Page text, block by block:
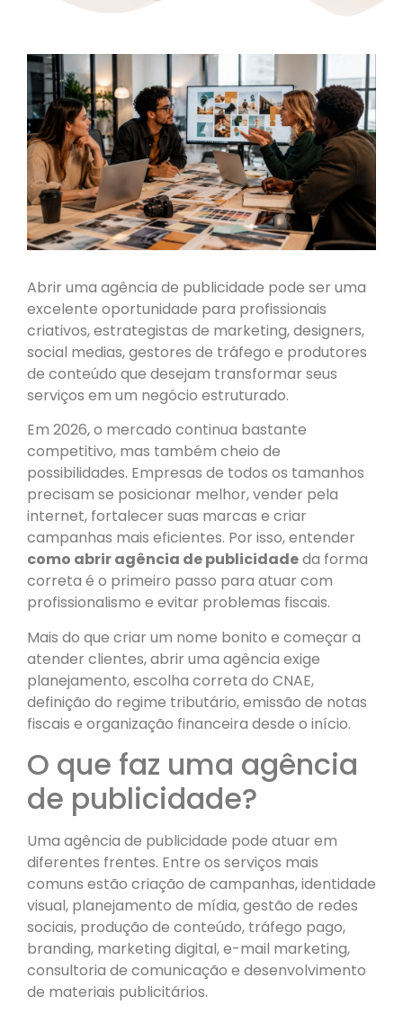
Abrir uma agência de publicidade pode ser uma
excelente oportunidade para profissionais
criativos, estrategistas de marketing, designers,
social medias, gestores de tráfego e produtores
de conteúdo que desejam transformar seus
serviços em um negócio estruturado.
Em 2026, o mercado continua bastante
competitivo, mas também cheio de
possibilidades. Empresas de todos os tamanhos
precisam se posicionar melhor, vender pela
internet, fortalecer suas marcas e criar
campanhas mais eficientes. Por isso, entender
como abrir agência de publicidadeda forma
correta é o primeiro passo para atuar com
profissionalismo e evitar problemas fiscais.
Mais do que criar um nome bonito e começar a
atender clientes, abrir uma agência exige
planejamento, escolha correta do CNAE,
definição do regime tributário, emissão de notas
fiscais e organização financeira desde o início.
O que faz uma agência
de publicidade?
Uma agência de publicidade pode atuar em
diferentes frentes. Entre os serviços mais
comuns estão criação de campanhas, identidade
visual, planejamento de mídia, gestão de redes
sociais, produção de conteúdo, tráfego pago,
branding, marketing digital, e-mail marketing,
consultoria de comunicação e desenvolvimento
de materiais publicitários.